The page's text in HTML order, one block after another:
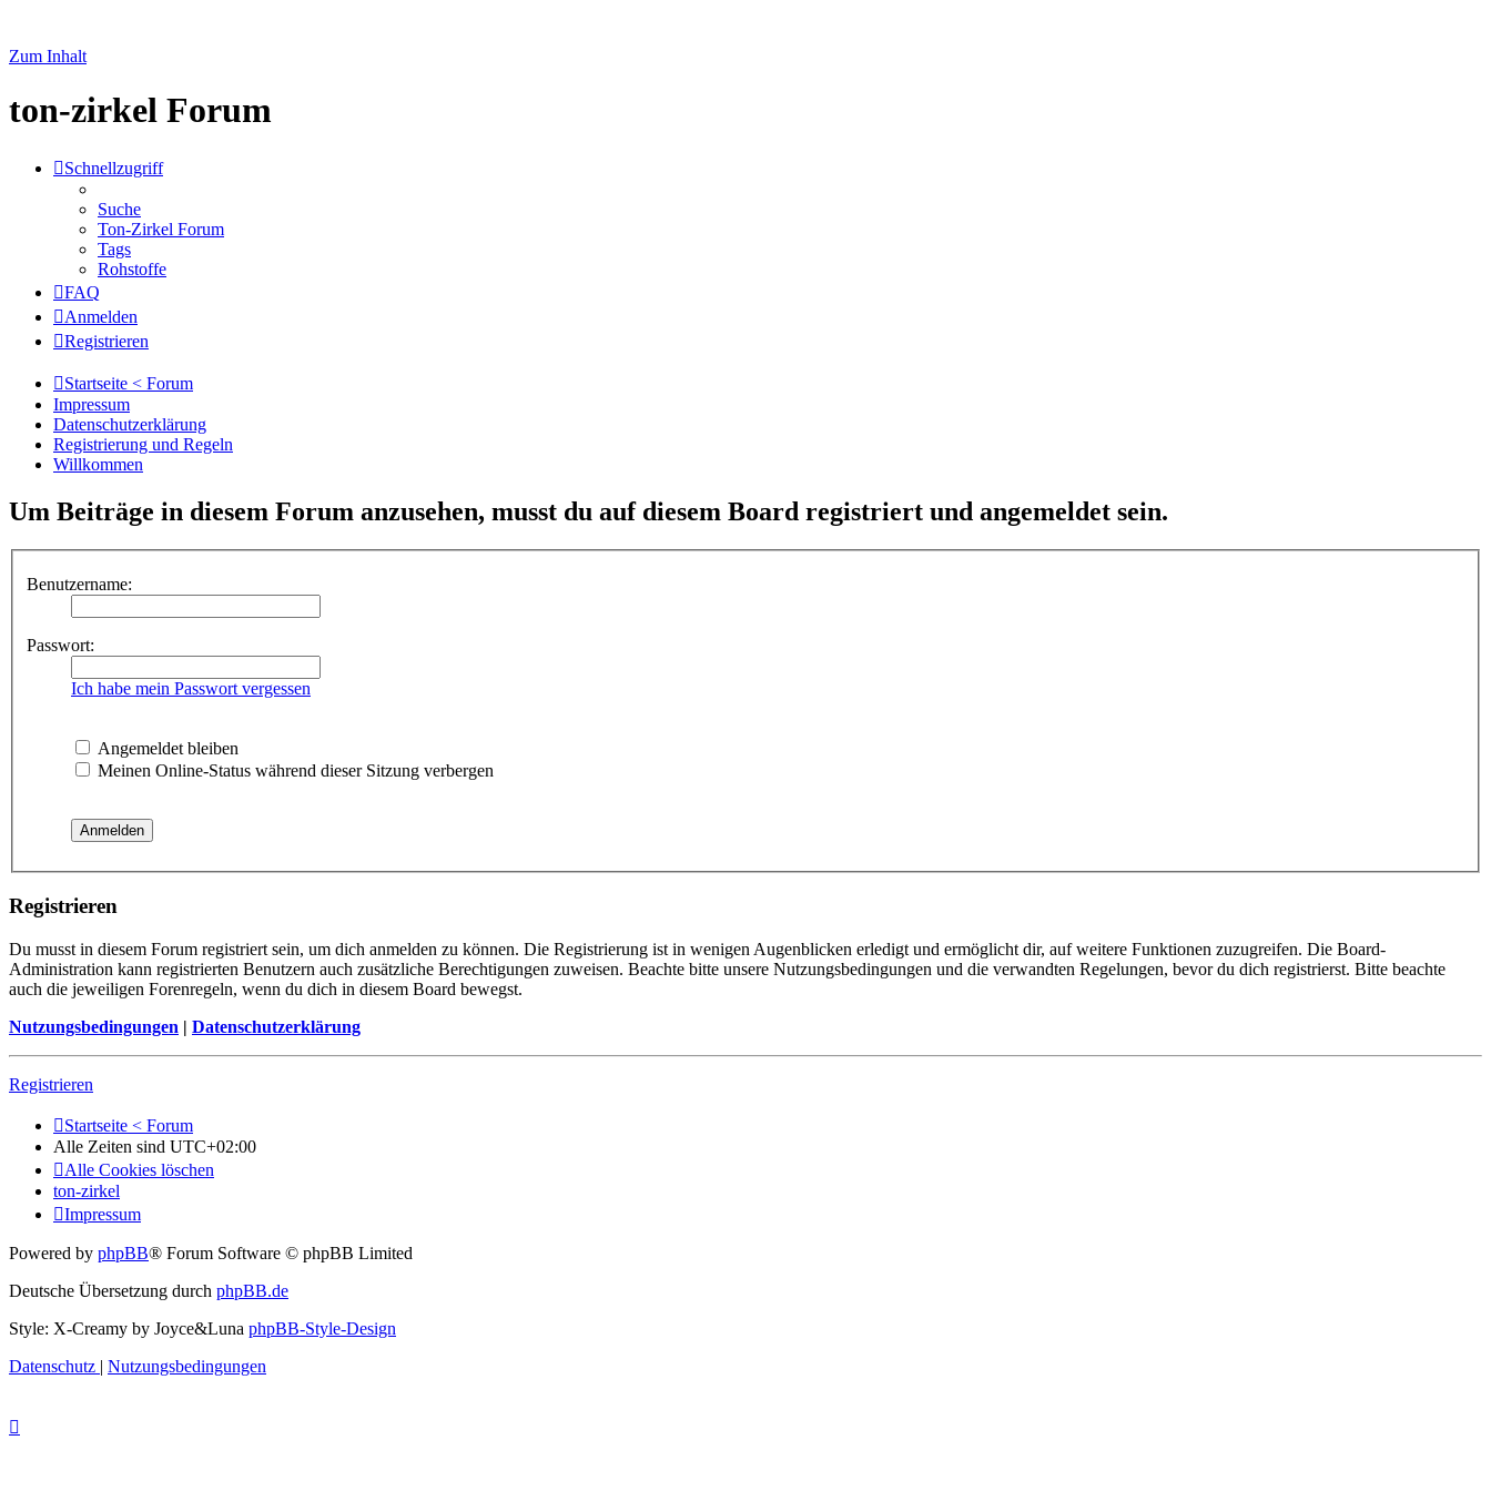
Zum Inhalt
ton-zirkel Forum
Schnellzugriff
Suche
Ton-Zirkel Forum
Tags
Rohstoffe
FAQ
Anmelden
Registrieren
Startseite < Forum
Impressum
Datenschutzerklärung
Registrierung und Regeln
Willkommen
Um Beiträge in diesem Forum anzusehen, musst du auf diesem Board registriert und angemeldet sein.
Benutzername:
Passwort:
Ich habe mein Passwort vergessen
Angemeldet bleiben
Meinen Online-Status während dieser Sitzung verbergen
Registrieren
Du musst in diesem Forum registriert sein, um dich anmelden zu können. Die Registrierung ist in wenigen Augenblicken erledigt und ermöglicht dir, auf weitere Funktionen zuzugreifen. Die Board-
Administration kann registrierten Benutzern auch zusätzliche Berechtigungen zuweisen. Beachte bitte unsere Nutzungsbedingungen und die verwandten Regelungen, bevor du dich registrierst. Bitte beachte
auch die jeweiligen Forenregeln, wenn du dich in diesem Board bewegst.
Nutzungsbedingungen | Datenschutzerklärung
Registrieren
Startseite < Forum
Alle Zeiten sind UTC+02:00
Alle Cookies löschen
ton-zirkel
Impressum
Powered by phpBB® Forum Software © phpBB Limited
Deutsche Übersetzung durch phpBB.de
Style: X-Creamy by Joyce&Luna phpBB-Style-Design
Datenschutz | Nutzungsbedingungen